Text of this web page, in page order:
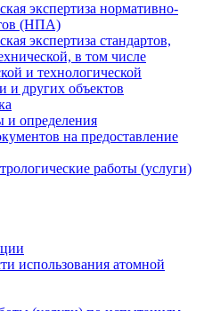
экспертиза нормативно-
(НПА)
экспертиза стандартов,
в том числе
и технологической
и других объектов
определения
на предоставление
работы (услуги)
использования атомной